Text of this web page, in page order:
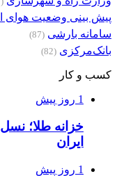
پیش بینی وضعیت هوای
سامانه بارشی (87)
بانک‌مرکزی (82)
کسب و کار
1 روز پیش
خزانه طلا؛
ایران
1 روز پیش